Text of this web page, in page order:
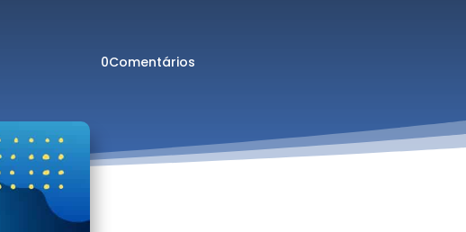
0Comentários